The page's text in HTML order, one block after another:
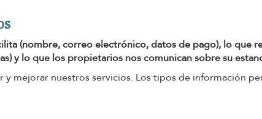
(nombre, correo electrónico, datos de pago), lo que
y lo que los propietarios nos comunican sobre su
mejorar nuestros servicios. Los tipos de información